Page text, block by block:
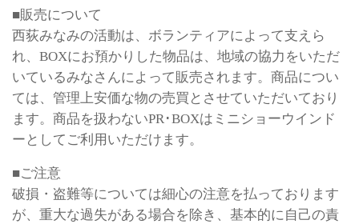
■販売について
西荻みなみの活動は、ボランティアによって支えら
れ、BOXにお預かりした物品は、地域の協力をいただ
いているみなさんによって販売されます。商品につい
ては、管理上安価な物の売買とさせていただいており
ます。商品を扱わないPR･BOXはミニショーウインド
ーとしてご利用いただけます。
■ご注意
破損・盗難等については細心の注意を払っております
が、重大な過失がある場合を除き、基本的に自己の責